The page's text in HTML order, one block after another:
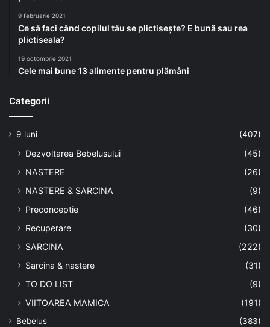
9 februarie 2021
Ce să faci când copilul tău se plictisește? E bună sau rea
plictiseala?
19 octombrie 2021
Cele mai bune 13 alimente pentru plămâni
Categorii
9 luni (407)
Dezvoltarea Bebelusului
(45)
NASTERE
(26)
NASTERE & SARCINA
(9)
Preconceptie
(46)
Recuperare
(30)
SARCINA
(222)
Sarcina & nastere
(31)
TO DO LIST
(9)
VIITOAREA MAMICA
(191)
Bebelus (383)